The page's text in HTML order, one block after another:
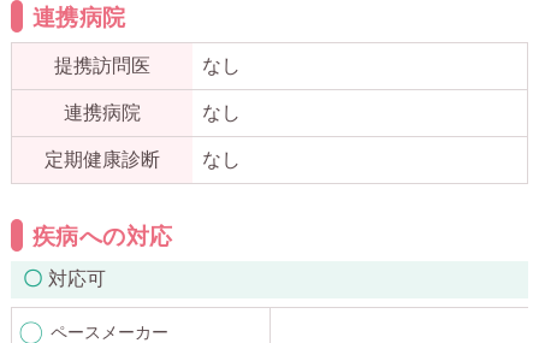
連携病院
提携訪問医 なし
連携病院 なし
定期健康診断 なし
疾病への対応
対応可
ペースメーカー